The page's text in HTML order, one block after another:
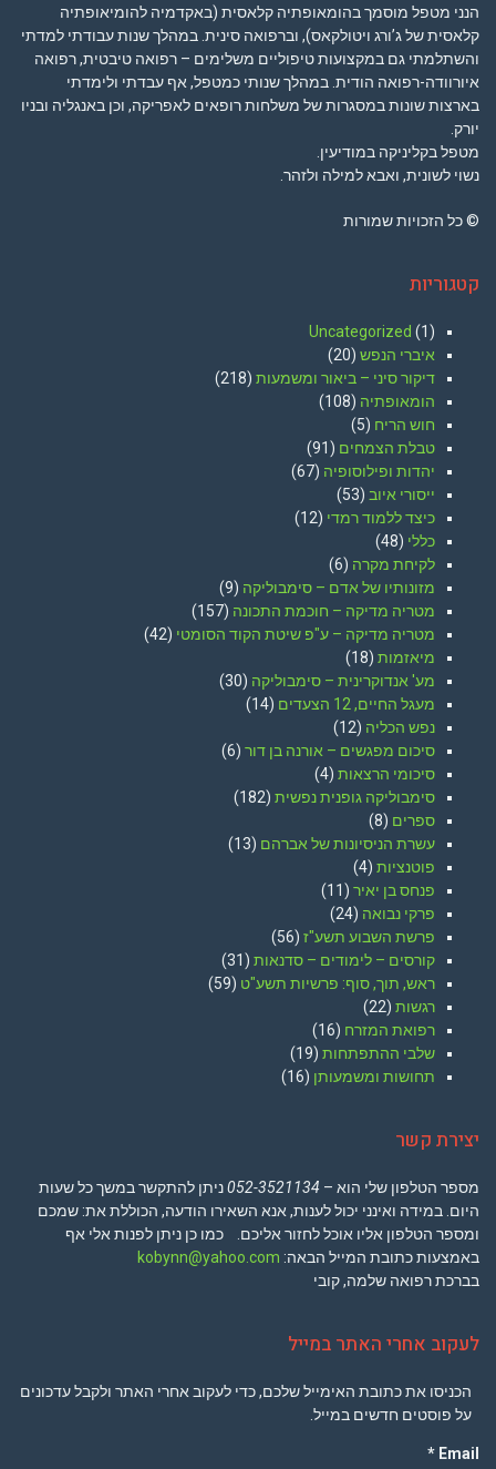
הנני מטפל מוסמך בהומאופתיה קלאסית (באקדמיה להומיאופתיה
קלאסית של ג’ורג ויטולקאס), וברפואה סינית. במהלך שנות עבודתי למדתי
והשתלמתי גם במקצועות טיפוליים משלימים – רפואה טיבטית, רפואה
איורוודה-רפואה הודית. במהלך שנותי כמטפל, אף עבדתי ולימדתי
בארצות שונות במסגרות של משלחות רופאים לאפריקה, וכן באנגליה ובניו
יורק.
מטפל בקליניקה במודיעין.
נשוי לשונית, ואבא למילה ולזהר.
© כל הזכויות שמורות
קטגוריות
Uncategorized (1)
איברי הנפש (20)
דיקור סיני – ביאור ומשמעות (218)
הומאופתיה (108)
חוש הריח (5)
טבלת הצמחים (91)
יהדות ופילוסופיה (67)
ייסורי איוב (53)
כיצד ללמוד רמדי (12)
כללי (48)
לקיחת מקרה (6)
מזונותיו של אדם – סימבוליקה (9)
מטריה מדיקה – חוכמת התכונה (157)
מטריה מדיקה – ע"פ שיטת הקוד הסומטי (42)
מיאזמות (18)
מע' אנדוקרינית – סימבוליקה (30)
מעגל החיים, 12 הצעדים
(14)
נפש הכליה (12)
סיכום מפגשים – אורנה בן דור (6)
סיכומי הרצאות (4)
סימבוליקה גופנית נפשית (182)
ספרים (8)
עשרת הניסיונות של אברהם (13)
פוטנציות (4)
פנחס בן יאיר (11)
פרקי נבואה (24)
פרשת השבוע תשע"ז (56)
קורסים – לימודים – סדנאות (31)
ראש, תוך, סוף: פרשיות תשע"ט (59)
רגשות (22)
רפואת המזרח (16)
שלבי ההתפתחות (19)
תחושות ומשמעותן (16)
יצירת קשר
מספר הטלפון שלי הוא – 052-3521134ניתן להתקשר במשך כל שעות
היום. במידה ואינני יכול לענות, אנא השאירו הודעה, הכוללת את: שמכם
ומספר הטלפון אליו אוכל לחזור אליכם. כמו כן ניתן לפנות אלי אף
באמצעות כתובת המייל הבאה: kobynn@yahoo.com
בברכת רפואה שלמה, קובי
לעקוב אחרי האתר במייל
הכניסו את כתובת האימייל שלכם, כדי לעקוב אחרי האתר ולקבל עדכונים
על פוסטים חדשים במייל.
Email *